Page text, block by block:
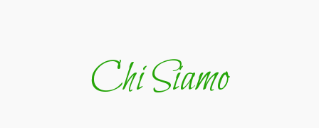
Chi Siamo